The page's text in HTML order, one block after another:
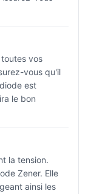
vos
vous qu'il
est
le bon
la tension.
Zener. Elle
ainsi les